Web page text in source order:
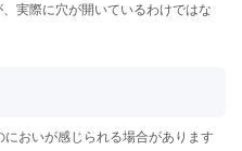
実際に穴が開いているわけではな
おいが感じられる場合があります